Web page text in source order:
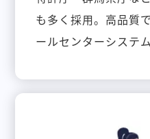
も多く採用。高品質
ールセンターシステム